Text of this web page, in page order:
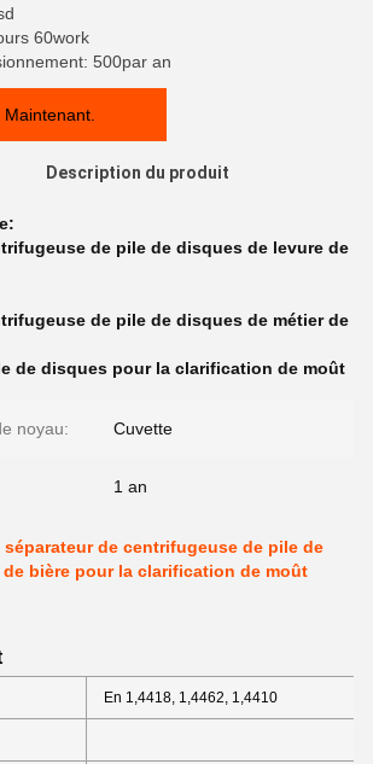
60work
500par an
Maintenant.
Description du produit
de pile de disques de levure de
de pile de disques de métier de
de disques pour la clarification de moût
noyau: Cuvette
1 an
séparateur de centrifugeuse de pile de
bière pour la clarification de moût
En 1,4418, 1,4462, 1,4410